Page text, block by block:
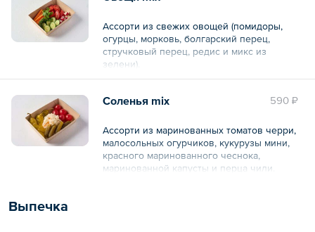
Ассорти из свежих овощей (помидоры,
огурцы, морковь, болгарский перец,
стручковый перец, редис и микс из
зелени).
590 ₽
Соленья mix
Ассорти из маринованных томатов черри,
малосольных огурчиков, кукурузы мини,
красного маринованного чеснока,
маринованной капусты и перца чили.
Выпечка